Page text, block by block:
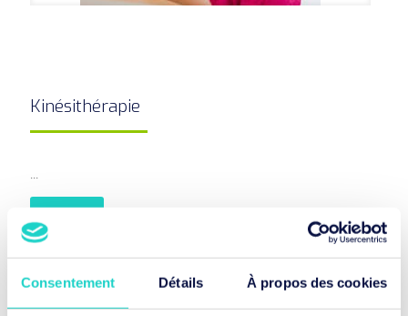
Consentement Détails À propos des cookies
Kinésithérapie
...